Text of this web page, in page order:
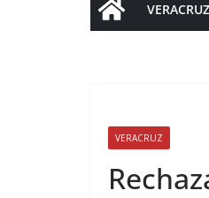
VERACRUZ
VERACRUZ